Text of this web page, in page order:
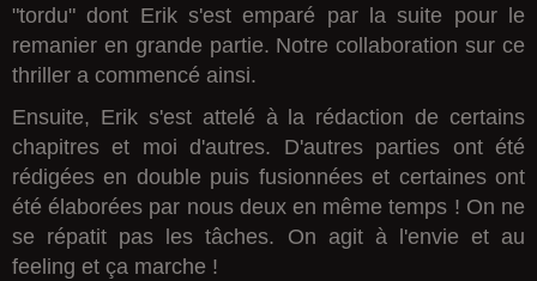
"tordu" dont Erik s'est emparé par la suite pour le
remanier en grande partie. Notre collaboration sur ce
thriller a commencé ainsi.
Ensuite, Erik s'est attelé à la rédaction de certains
chapitres et moi d'autres. D'autres parties ont été
rédigées en double puis fusionnées et certaines ont
été élaborées par nous deux en même temps ! On ne
se répatit pas les tâches. On agit à l'envie et au
feeling et ça marche !